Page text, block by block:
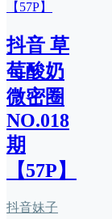
抖音 草
莓酸奶
微密圈
NO.018
期
【57P】
抖音妹子